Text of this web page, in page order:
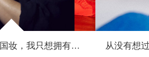
全世界都在晒中国妆，我只想拥有美妆大佬们的双手！